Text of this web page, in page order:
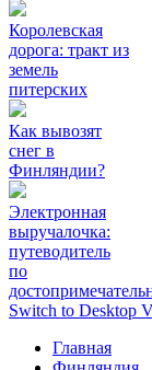
Королевская
дорога: тракт из
земель
питерских
Как вывозят
снег в
Финляндии?
Электронная
выручалочка:
путеводитель
по
Switch to Desktop
Главная